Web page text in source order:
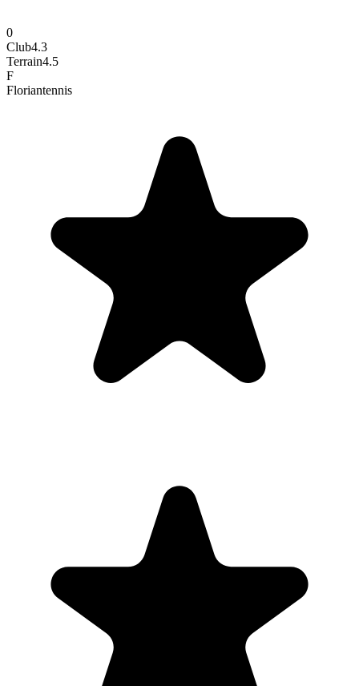
0
Club4.3
Terrain4.5
F
Floriantennis